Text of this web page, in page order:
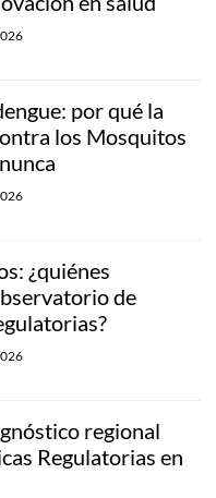
por qué la
los Mosquitos
¿quiénes
de
regional
Regulatorias en